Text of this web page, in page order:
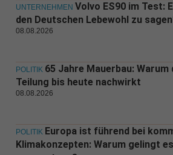
UNTERNEHMEN Volvo ES90 im Test:
den Deutschen Lebewohl zu
08.08.2026
POLITIK 65 Jahre Mauerbau: Warum
Teilung bis heute nachwirkt
08.08.2026
POLITIK Europa ist führend bei
Klimakonzepten: Warum gelingt